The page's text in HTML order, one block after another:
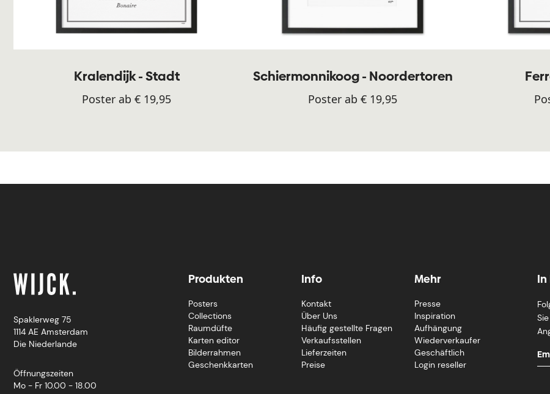
Kralendijk - Stadt
Poster ab € 19,95
Schiermonnikoog - Noordertoren
Poster ab € 19,95
Spaklerweg 75
1114 AE Amsterdam
Die Niederlande
Öffnungszeiten
Mo - Fr 10.00 - 18.00
Produkten
Posters
Collections
Raumdüfte
Karten editor
Bilderrahmen
Geschenkkarten
Info
Kontakt
Über Uns
Häufig gestellte Fragen
Verkaufsstellen
Lieferzeiten
Preise
Mehr
Presse
Inspiration
Aufhängung
Wiederverkaufer
Geschäftlich
Login reseller